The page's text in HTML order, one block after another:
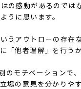
の感動があるのでは
うに思います。
うアウトローの存在
他者理解」を行う
のモチベーションで
場の意見を分かりや